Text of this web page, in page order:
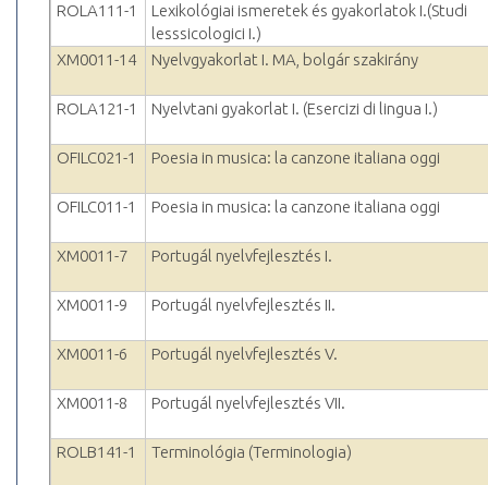
ROLA111-1
Lexikológiai ismeretek és gyakorlatok I.(Studi
lesssicologici I.)
XM0011-14
Nyelvgyakorlat I. MA, bolgár szakirány
ROLA121-1 Nyelvtani gyakorlat I. (Esercizi di lingua I.)
OFILC021-1 Poesia in musica: la canzone italiana oggi
OFILC011-1 Poesia in musica: la canzone italiana oggi
XM0011-7 Portugál nyelvfejlesztés I.
XM0011-9 Portugál nyelvfejlesztés II.
XM0011-6 Portugál nyelvfejlesztés V.
XM0011-8 Portugál nyelvfejlesztés VII.
ROLB141-1 Terminológia (Terminologia)